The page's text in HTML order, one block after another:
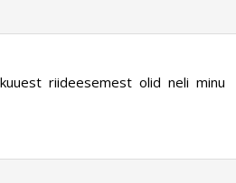
riideesemest olid neli minu